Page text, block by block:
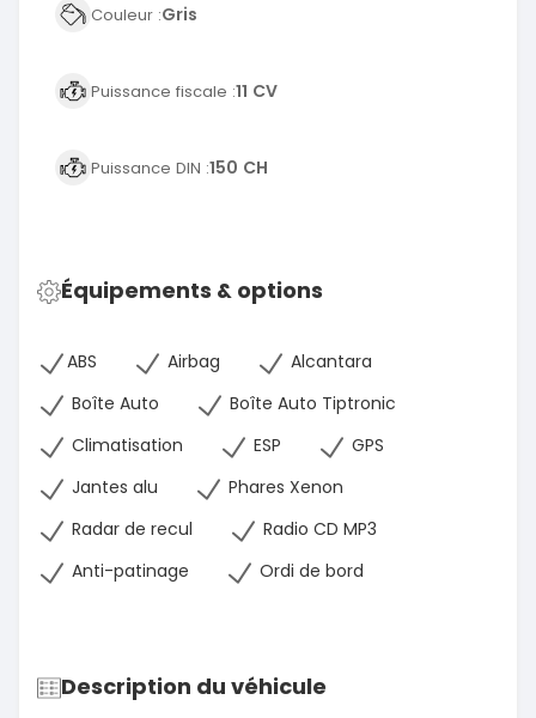
Couleur :Gris
Puissance fiscale :11 CV
Puissance DIN :150 CH
Équipements & options
ABS Airbag
Alcantara
Boîte Auto
Boîte Auto Tiptronic
Climatisation
ESP
GPS
Jantes alu
Phares Xenon
Radar de recul
Radio CD MP3
Anti-patinage
Ordi de bord
Description du véhicule